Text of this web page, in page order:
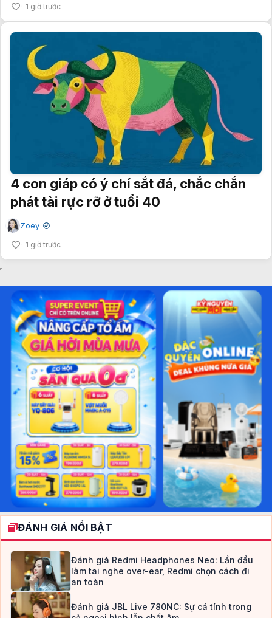
1 giờ trước
4 con giáp có ý chí sắt đá, chắc chắn
phát tài rực rỡ ở tuổi 40
Zoey ✔
1 giờ trước
ĐÁNH GIÁ NỔI BẬT
Đánh giá Redmi Headphones Neo: Lần đầu
làm tai nghe over-ear, Redmi chọn cách đi
an toàn
Đánh giá JBL Live 780NC: Sự cá tính trong